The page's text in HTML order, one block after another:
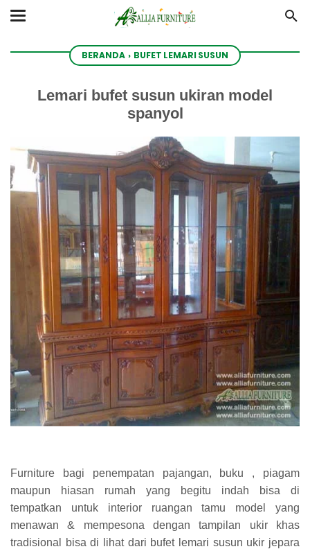
BERANDA › BUFET LEMARI SUSUN
Lemari bufet susun ukiran model
spanyol
Furniture bagi penempatan pajangan, buku , piagam
maupun hiasan rumah yang begitu indah bisa di
tempatkan untuk interior ruangan tamu model yang
menawan & mempesona dengan tampilan ukir khas
tradisional bisa di lihat dari bufet lemari susun ukir jepara